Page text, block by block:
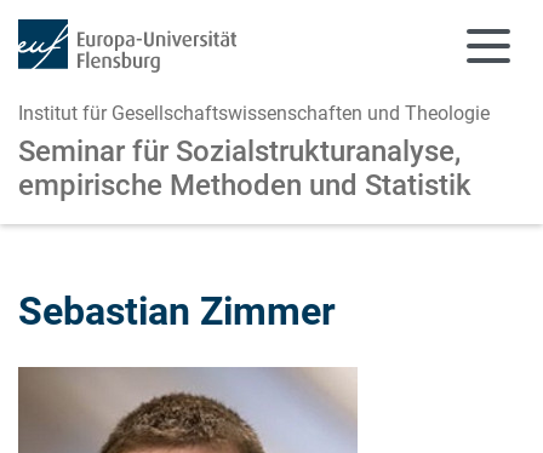
Institut für Gesellschaftswissenschaften und Theologie
Seminar für Sozialstrukturanalyse,
empirische Methoden und Statistik
Sebastian Zimmer